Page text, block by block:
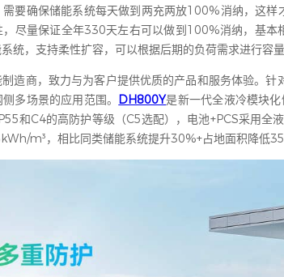
要确保储能系统每天做到两充两放100%消纳，这
尽量保证全年330天左右可以做到100%消纳，基
统，支持柔性扩容，可以根据后期的负荷需求进行容
造商，致力与为客户提供优质的产品和服务体验。
多场景的应用范围。
DH800Y是新一代全液冷模块
和C4的高防护等级（C5选配），电池+PCS采用
m³，相比同类储能系统提升30%+占地面积降低